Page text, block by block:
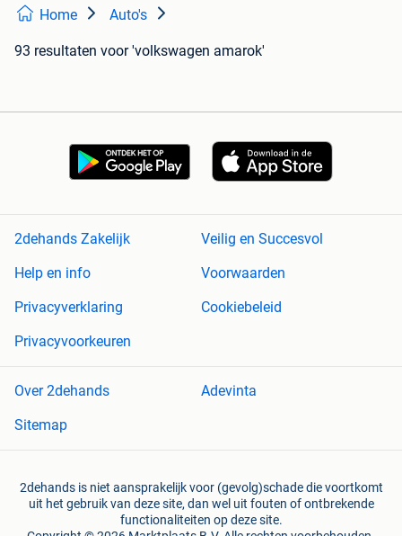
Home Auto's
93 resultaten voor 'volkswagen amarok'
2dehands Zakelijk
Veilig en Succesvol
Help en info
Voorwaarden
Privacyverklaring
Cookiebeleid
Privacyvoorkeuren
Over 2dehands
Adevinta
Sitemap
2dehands is niet aansprakelijk voor (gevolg)schade die voortkomt
uit het gebruik van deze site, dan wel uit fouten of ontbrekende
functionaliteiten op deze site.